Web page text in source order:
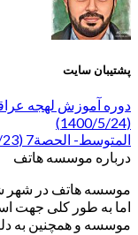
پشتیبان سایت
(1400/5/24)
المتوسط- الحصة7 (1400/5/23)
درباره موسسه هاتف
موسسه هاتف در شهر
اما به طور کلی جهت
موسسه و همچنین به